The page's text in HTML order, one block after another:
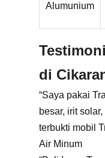
Alumunium
di
“Saya pakai
besar, irit
terbukti mobil
Air Minum